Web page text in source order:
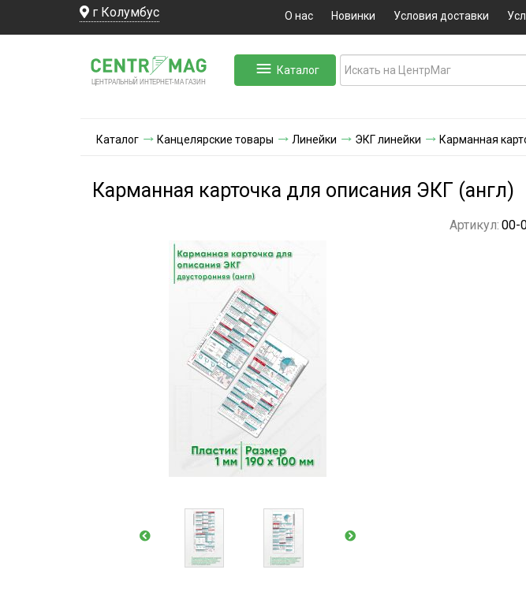
г Колумбус О нас Новинки Условия доставки
ЦЕНТРАЛЬНЫЙ ИНТЕРНЕТ-МА ГАЗИН
Каталог
Каталог Канцелярские товары Линейки ЭКГ линейки Карманная
Карманная карточка для описания ЭКГ (англ)
Артикул: 00-